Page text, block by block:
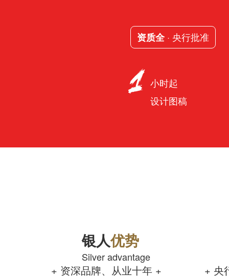
资质全· 央行批准
小时起
设计图稿
银人优势
Silver advantage
+ 资深品牌、从业十年 + + 央